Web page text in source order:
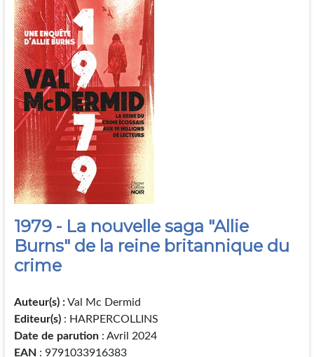
1979 - La nouvelle saga "Allie
Burns" de la reine britannique du
crime
Auteur(s) :Val Mc Dermid
Editeur(s) : HARPERCOLLINS
Date de parution: Avril 2024
EAN : 9791033916383